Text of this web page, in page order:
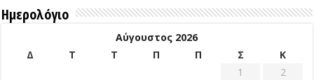
Ημερολόγιο
Αύγουστος 2026
Δ
Τ Τ Π Π Σ
Κ
1
2